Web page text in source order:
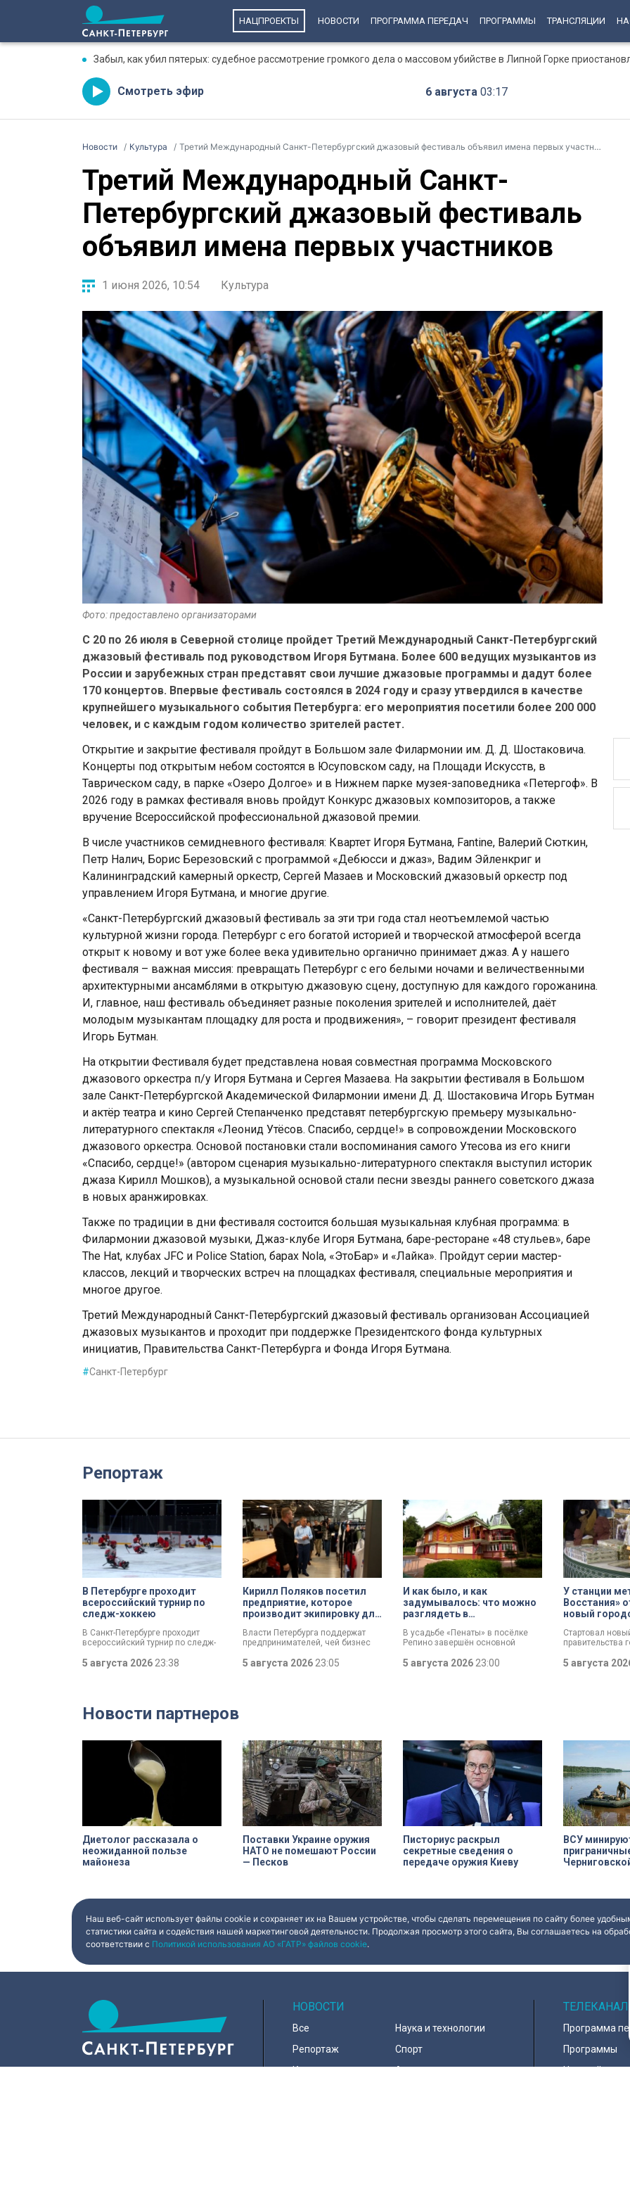
НАЦПРОЕКТЫ НОВОСТИ ПРОГРАММА ПЕРЕДАЧ ПРОГРАММЫ ТРАНСЛЯЦИИ
Забыл, как убил пятерых: судебное рассмотрение громкого дела о массовом убийстве в Липной Горке
Смотреть эфир 6 августа 03:17
Новости Культура Третий Международный Санкт-Петербургский джазовый фестиваль объявил имена первых участников
Третий Международный Санкт-
Петербургский джазовый фестиваль
объявил имена первых участников
1 июня 2026, 10:54 Культура
Фото: предоставлено организаторами
С 20 по 26 июля в Северной столице пройдет Третий Международный Санкт-Петербургский
джазовый фестиваль под руководством Игоря Бутмана. Более 600 ведущих музыкантов из
России и зарубежных стран представят свои лучшие джазовые программы и дадут более
170 концертов. Впервые фестиваль состоялся в 2024 году и сразу утвердился в качестве
крупнейшего музыкального события Петербурга: его мероприятия посетили более 200 000
человек, и с каждым годом количество зрителей растет.
Открытие и закрытие фестиваля пройдут в Большом зале Филармонии им. Д. Д. Шостаковича.
Концерты под открытым небом состоятся в Юсуповском саду, на Площади Искусств, в
Таврическом саду, в парке «Озеро Долгое» и в Нижнем парке музея-заповедника «Петергоф». В
2026 году в рамках фестиваля вновь пройдут Конкурс джазовых композиторов, а также
вручение Всероссийской профессиональной джазовой премии.
В числе участников семидневного фестиваля: Квартет Игоря Бутмана, Fantine, Валерий Сюткин,
Петр Налич, Борис Березовский с программой «Дебюсси и джаз», Вадим Эйленкриг и
Калининградский камерный оркестр, Сергей Мазаев и Московский джазовый оркестр под
управлением Игоря Бутмана, и многие другие.
«Санкт-Петербургский джазовый фестиваль за эти три года стал неотъемлемой частью
культурной жизни города. Петербург с его богатой историей и творческой атмосферой всегда
открыт к новому и вот уже более века удивительно органично принимает джаз. А у нашего
фестиваля – важная миссия: превращать Петербург с его белыми ночами и величественными
архитектурными ансамблями в открытую джазовую сцену, доступную для каждого горожанина.
И, главное, наш фестиваль объединяет разные поколения зрителей и исполнителей, даёт
молодым музыкантам площадку для роста и продвижения», – говорит президент фестиваля
Игорь Бутман.
На открытии Фестиваля будет представлена новая совместная программа Московского
джазового оркестра п/у Игоря Бутмана и Сергея Мазаева. На закрытии фестиваля в Большом
зале Санкт-Петербургской Академической Филармонии имени Д. Д. Шостаковича Игорь Бутман
и актёр театра и кино Сергей Степанченко представят петербургскую премьеру музыкально-
литературного спектакля «Леонид Утёсов. Спасибо, сердце!» в сопровождении Московского
джазового оркестра. Основой постановки стали воспоминания самого Утесова из его книги
«Спасибо, сердце!» (автором сценария музыкально-литературного спектакля выступил историк
джаза Кирилл Мошков), а музыкальной основой стали песни звезды раннего советского джаза
в новых аранжировках.
Также по традиции в дни фестиваля состоится большая музыкальная клубная программа: в
Филармонии джазовой музыки, Джаз-клубе Игоря Бутмана, баре-ресторане «48 стульев», баре
The Hat, клубах JFC и Police Station, барах Nola, «ЭтоБар» и «Лайка». Пройдут серии мастер-
классов, лекций и творческих встреч на площадках фестиваля, специальные мероприятия и
многое другое.
Третий Международный Санкт-Петербургский джазовый фестиваль организован Ассоциацией
джазовых музыкантов и проходит при поддержке Президентского фонда культурных
инициатив, Правительства Санкт-Петербурга и Фонда Игоря Бутмана.
#Санкт-Петербург
Репортаж
В Петербурге проходит
всероссийский турнир по
следж-хоккею
В Санкт-Петербурге проходит
всероссийский турнир по следж-
только медали, но и возможность
5 августа 2026 23:38
Кирилл Поляков посетил
предприятие, которое
производит экипировку для
Власти Петербурга поддержат
предпринимателей, чей бизнес
складах маркетплейсов.
Компания шьет экипировку для
спортсменов и крупных
корпораций. Производитель
спортивной одежды потерял
товар почти на 10 миллионов
рублей.
5 августа 2026 23:05
И как было, и как
задумывалось: что можно
разглядеть в
«Пенаты»
В усадьбе «Пенаты» в посёлке
Репино завершён основной
работ. И впервые за 60 лет в
Это и пространственная логика,
пропорции, соотношения света и
объема, а также назначение
комнат. Как отметил губернатор
Александр Беглов, все
реставрационные работы в
«Пенатах» проводились под
строгим контролем специалистов
КГИОП.
5 августа 2026 23:00
У станции
Восстания»
новый
Стартовал
правительства
«Петербургский
торговая
5 августа
Новости партнеров
Диетолог рассказала о
неожиданной пользе
майонеза
Поставки Украине оружия
НАТО не помешают России
— Песков
Писториус раскрыл
секретные сведения о
передаче оружия Киеву
ВСУ
Наш веб-сайт использует файлы cookie и сохраняет их на Вашем устройстве, чтобы сделать перемещения по сайту более
статистики сайта и содействия нашей маркетинговой деятельности. Продолжая просмотр этого сайта, Вы соглашаетесь на
соответствии с Политикой использования АО «ГАТР» файлов cookie.
НОВОСТИ
Все
Репортаж
Коронавирус
Наука и технологии
Спорт
Армия
ТЕЛЕКАНАЛ
Программа
Программы
Настройка